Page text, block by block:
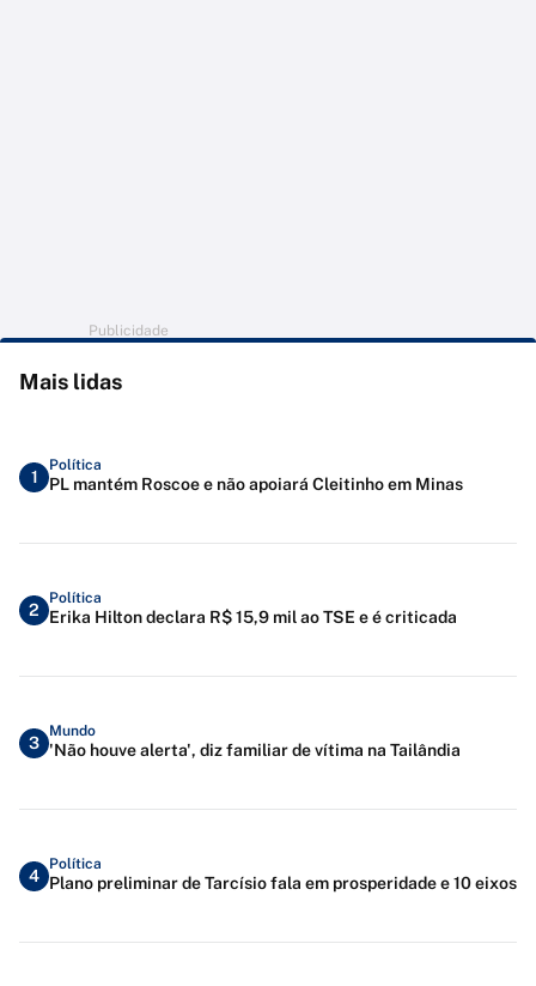
Publicidade
Mais lidas
1
Política
PL mantém Roscoe e não apoiará Cleitinho em Minas
2
Política
Erika Hilton declara R$ 15,9 mil ao TSE e é criticada
3
Mundo
'Não houve alerta', diz familiar de vítima na Tailândia
4
Política
Plano preliminar de Tarcísio fala em prosperidade e 10 eixos